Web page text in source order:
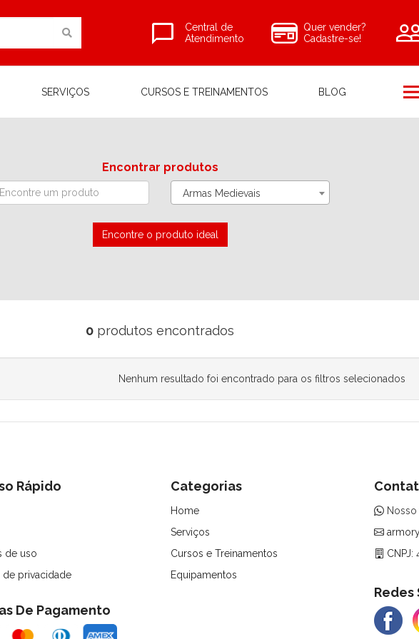
Central de
Atendimento
Quer vender?
Cadastre-se!
SERVIÇOS CURSOS E TREINAMENTOS BLOG
Encontrar produtos
Armas Medievais
Encontre o produto ideal
0 produtos encontrados
Nenhum resultado foi encontrado para os filtros selecionados
Rápido
de uso
de privacidade
De Pagamento
Categorias
Home
Serviços
Cursos e Treinamentos
Equipamentos
Redes